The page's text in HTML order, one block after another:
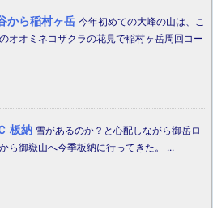
から稲村ヶ岳 今年初めての大峰の山は、こ
オオミネコザクラの花見で稲村ヶ岳周回コー
板納 雪があるのか？と心配しながら御岳ロ
ら御嶽山へ今季板納に行ってきた。 ...